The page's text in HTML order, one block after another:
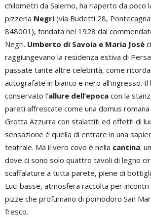
chilometri da Salerno, ha riaperto da poco
pizzeria Negri (via Budetti 28,
848001), fondata nel 1928 dal
Negri. Umberto di Savoia e Maria José
raggiungevano la residenza estiva di
passate tante altre celebrità, come
autografate in bianco e nero all’ingresso. Il
conservato l’allure dell’epoca con la
pareti affrescate come una domus romana
Grotta Azzurra con stalattiti ed effetti di
sensazione è quella di entrare in una
teatrale. Ma il vero covo è nella cantina:
dove ci sono solo quattro tavoli di legno
scaffalature a tutta parete, piene di
Luci basse, atmosfera raccolta per incontri
pizze che profumano di pomodoro San
fresco.